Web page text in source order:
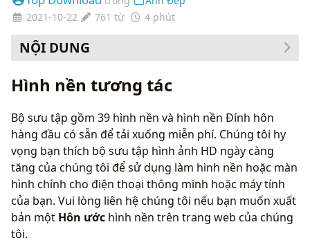
2021-10-22
761 từ 4 phút
NỘI DUNG
Hình nền tương tác
Bộ sưu tập gồm 39 hình nền và hình nền Đính hôn
hàng đầu có sẵn để tải xuống miễn phí. Chúng tôi hy
vọng bạn thích bộ sưu tập hình ảnh HD ngày càng
tăng của chúng tôi để sử dụng làm hình nền hoặc màn
hình chính cho điện thoại thông minh hoặc máy tính
của bạn. Vui lòng liên hệ chúng tôi nếu bạn muốn xuất
bản một Hôn ước hình nền trên trang web của chúng
tôi.